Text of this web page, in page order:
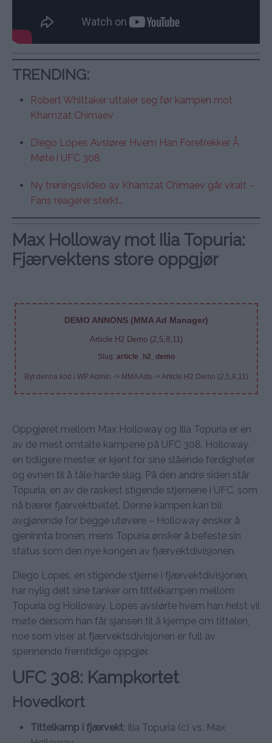
TRENDING:
Robert Whittaker uttaler seg før kampen mot
Khamzat Chimaev
Diego Lopes Avslører Hvem Han Foretrekker Å
Møte i UFC 308
Ny treningsvideo av Khamzat Chimaev går viralt –
Fans reagerer sterkt…
Max Holloway mot Ilia Topuria:
Fjærvektens store oppgjør
DEMO ANNONS (MMA Ad Manager)
Article H2 Demo (2,5,8,11)
Slug: article_h2_demo
Byt denna kod i WP Admin -> MMA Ads -> Article H2 Demo (2,5,8,11)
Oppgjøret mellom Max Holloway og Ilia Topuria er en
av de mest omtalte kampene på UFC 308. Holloway,
en tidligere mester, er kjent for sine slående ferdigheter
og evnen til å tåle harde slag. På den andre siden står
Topuria, en av de raskest stigende stjernene i UFC, som
nå bærer fjærvektbeltet. Denne kampen kan bli
avgjørende for begge utøvere – Holloway ønsker å
gjeninnta tronen, mens Topuria ønsker å befeste sin
status som den nye kongen av fjærvektdivisjonen.
Diego Lopes, en stigende stjerne i fjærvektdivisjonen,
har nylig delt sine tanker om tittelkampen mellom
Topuria og Holloway. Lopes avslørte hvem han helst vil
møte dersom han får sjansen til å kjempe om tittelen,
noe som viser at fjærvektsdivisjonen er full av
spennende fremtidige oppgjør.
UFC 308: Kampkortet
Hovedkort
Tittelkamp i fjærvekt: Ilia Topuria (c) vs. Max